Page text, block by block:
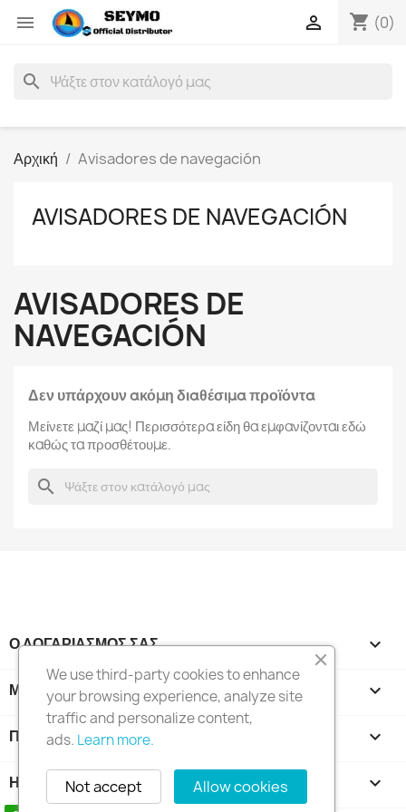
 shopping_cart (0)

search
Αρχική Avisadores de navegación
AVISADORES DE NAVEGACIÓN
AVISADORES DE
NAVEGACIÓN
Δεν υπάρχουν ακόμη διαθέσιμα προϊόντα
Μείνετε μαζί μας! Περισσότερα είδη θα εμφανίζονται εδώ
καθώς τα προσθέτουμε.
search
Ο ΛΟΓΑΡΙΑΣΜΌΣ ΣΑΣ 
ΜΕΝΟΎ_ΠΑΡΑΜΕΤΡΟΠΟΊΗΣΗ keyboard_arrow_down
ΠΡΟΪΌΝΤΑ 
Η ΕΤΑΙΡΊΑ ΜΑΣ 
We use third-party cookies to enhance
your browsing experience, analyze site
traffic and personalize content,
ads. Learn more.
Allow cookies
Not accept